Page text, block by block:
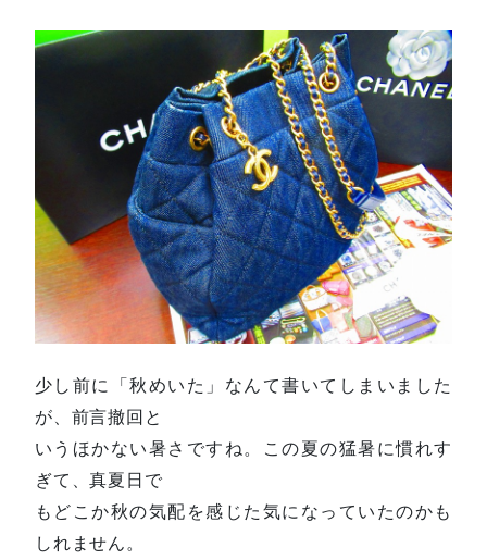
少し前に「秋めいた」なんて書いてしまいました
が、前言撤回と
いうほかない暑さですね。この夏の猛暑に慣れす
ぎて、真夏日で
もどこか秋の気配を感じた気になっていたのかも
しれません。